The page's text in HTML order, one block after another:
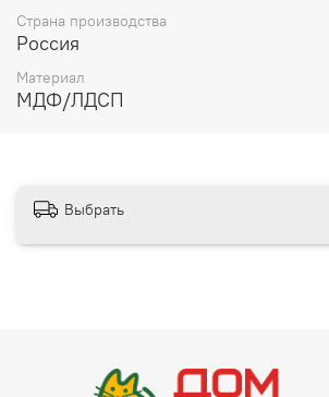
Страна производства
Россия
Материал
МДФ/ЛДСП
Выбрать